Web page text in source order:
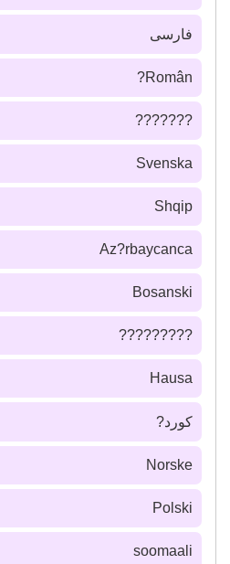
فارسى
Român?
???????
Svenska
Shqip
Az?rbaycanca
Bosanski
?????????
Hausa
كورد?
Norske
Polski
soomaali